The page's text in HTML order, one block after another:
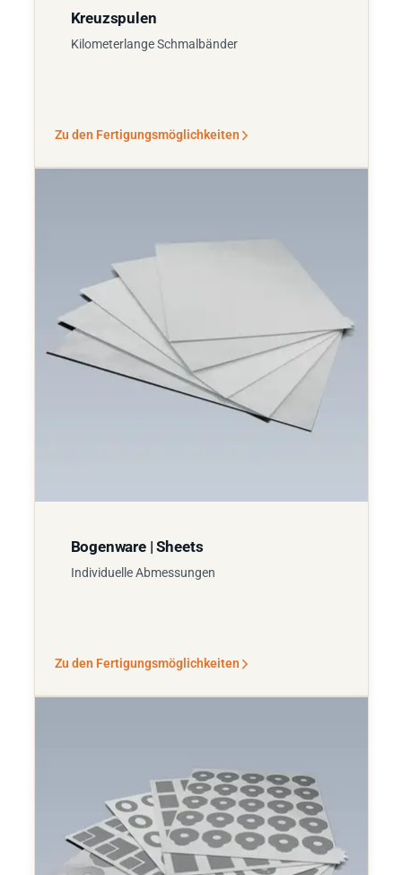
Kreuzspulen
Kilometerlange Schmalbänder
Zu den Fertigungsmöglichkeiten
Bogenware | Sheets
Individuelle Abmessungen
Zu den Fertigungsmöglichkeiten